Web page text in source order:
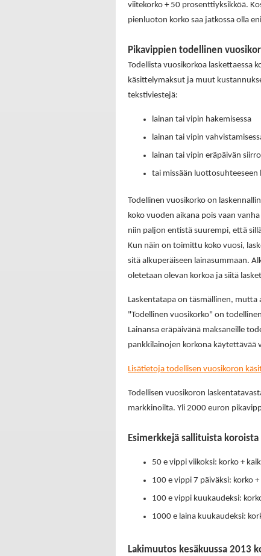
viitekorko + 50 prosenttiyksikköä.
pienluoton korko saa jatkossa olla
Pikavippien todellinen
Todellista vuosikorkoa laskettaessa
käsittelymaksut ja muut
tekstiviestejä:
lainan tai vipin hakemisessa
lainan tai vipin
lainan tai vipin eräpäivän
tai missään luottosuhteeseen
Todellinen vuosikorko on
koko vuoden aikana pois vaan
niin paljon entistä suurempi, että
Kun näin on toimittu koko vuosi,
sitä alkuperäiseen lainasummaan.
oletetaan olevan korkoa ja siitä
Laskentatapa on täsmällinen, mutta
"Todellinen vuosikorko" on
Lainansa eräpäivänä maksaneille
pankkilainojen korkona käytettävää
Lisätietoja todellisen vuosikoron
Todellisen vuosikoron
markkinoilta. Yli 2000 euron
Esimerkkejä sallituista
50 e vippi viikoksi: korko +
100 e vippi 7 päiväksi: korko
100 e vippi kuukaudeksi:
1000 e laina kuukaudeksi:
Lakimuutos kesäkuussa 2013